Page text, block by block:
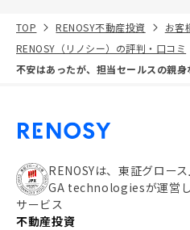
TOP RENOSY不動産投資
お客
RENOSY（リノシー）の評判・口コミ
不安はあったが、担当セールスの親
RENOSYは、東証グロー
GA technologiesが運営し
サービス
不動産投資